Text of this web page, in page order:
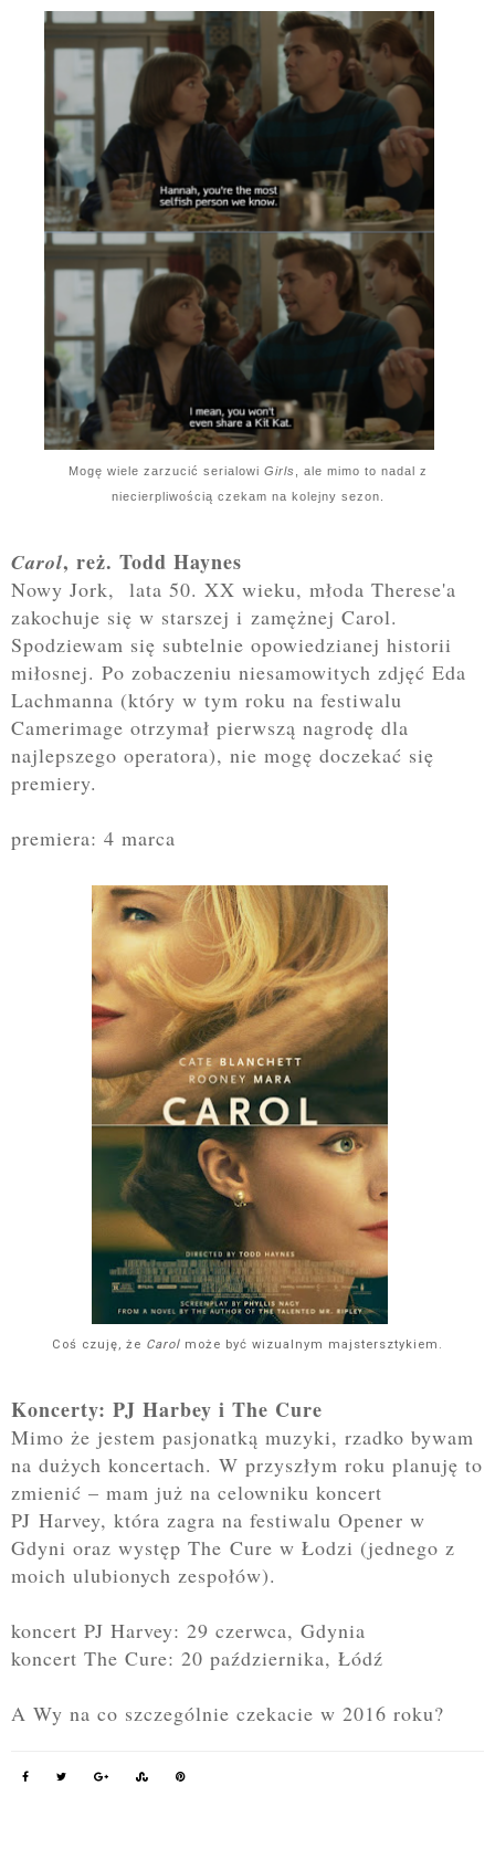
Mogę wiele zarzucić serialowi Girls
, ale mimo to nadal z
niecierpliwością czekam na kolejny sezon.
Carol, reż. Todd Haynes
Nowy Jork, lata 50. XX wieku, młoda Therese'a
zakochuje się w starszej i zamężnej Carol.
Spodziewam się subtelnie opowiedzianej historii
miłosnej. Po zobaczeniu niesamowitych zdjęć Eda
Lachmanna (który w tym roku na festiwalu
Camerimage otrzymał pierwszą nagrodę dla
najlepszego operatora), nie mogę doczekać się
premiery.
premiera: 4 marca
Coś czuję, że Carol może być wizualnym majstersztykiem.
Koncerty: PJ Harbey i The Cure
Mimo że jestem pasjonatką muzyki, rzadko bywam
na dużych koncertach. W przyszłym roku planuję to
zmienić – mam już na celowniku koncert
PJ Harvey, która zagra na festiwalu Opener w
Gdyni oraz występ The Cure w Łodzi (jednego z
moich ulubionych zespołów).
koncert PJ Harvey: 29 czerwca, Gdynia
koncert The Cure: 20 października, Łódź
A Wy na co szczególnie czekacie w 2016 roku?